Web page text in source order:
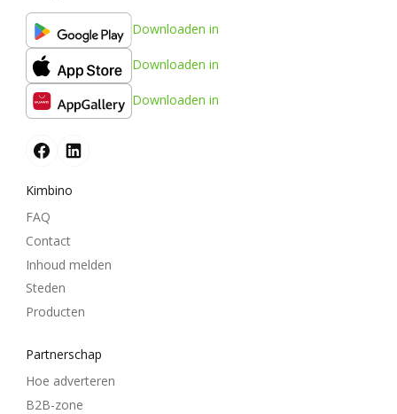
Downloaden in
Downloaden in
Downloaden in
Kimbino
FAQ
Contact
Inhoud melden
Steden
Producten
Partnerschap
Hoe adverteren
B2B-zone